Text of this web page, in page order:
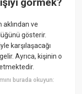
görmek?
aklından ve
gösterir.
karşılaşacağı
Ayrıca, kişinin o
burada okuyun: